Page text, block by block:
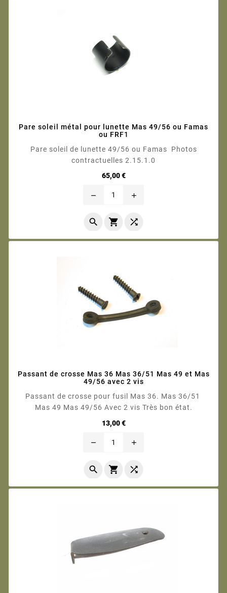
Pare soleil métal pour lunette Mas 49/56 ou Famas
ou FRF1
Pare soleil de lunette 49/56 ou Famas Photos
contractuelles 2.15.1.0
65,00 €Prix
remove add
  
Passant de crosse Mas 36 Mas 36/51 Mas 49 et Mas
49/56 avec 2 vis
Passant de crosse pour fusil Mas 36. Mas 36/51
Mas 49 Mas 49/56 Avec 2 vis Très bon état.
13,00 €Prix
remove add
  